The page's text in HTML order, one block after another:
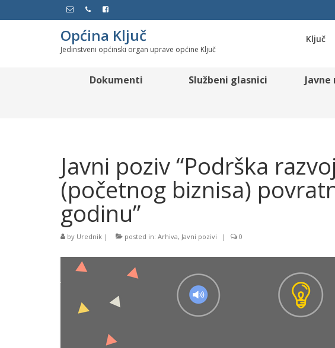
Općina Ključ
Jedinstveni općinski organ uprave općine Ključ
Ključ
Dokumenti Službeni glasnici
Javni poziv “Podrška
(početnog biznisa)
godinu”
by Urednik | posted in: Arhiva, Javni pozivi | 0